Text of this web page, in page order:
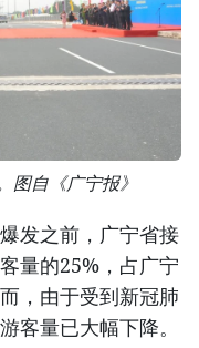
图自《广宁报》
发之前，广宁省接
量的25%，占广宁
，由于受到新冠肺
客量已大幅下降。